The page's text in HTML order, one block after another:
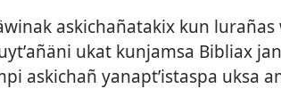
askichañatakix kun
ukat kunjamsa Bibliax
askichañ yanaptʼistaspa uksa